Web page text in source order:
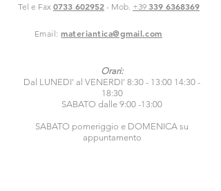
Tel e Fax 0733 602952 - Mob. +39 339 6368369
Email:materiantica@gmail.com
Orari:
Dal LUNEDI' al VENERDI' 8:30 - 13:00 14:30 -
18:30
SABATO dalle 9:00 -13:00
SABATO pomeriggio e DOMENICA su
appuntamento